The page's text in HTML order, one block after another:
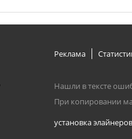
Реклама
Нашли в тексте
При копировании
установка элайнеров